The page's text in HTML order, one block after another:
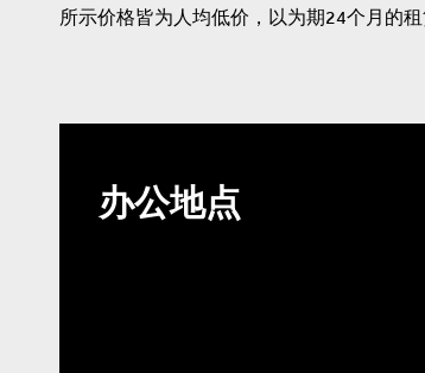
所示价格皆为人均低价，以为期24个月的
办公地点